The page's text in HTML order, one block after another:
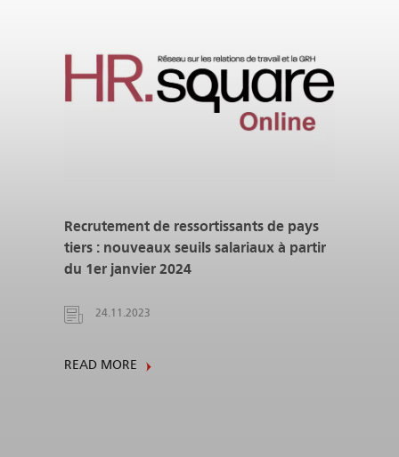
Recrutement de ressortissants de pays
tiers : nouveaux seuils salariaux à partir
du 1er janvier 2024
24.11.2023
READ MORE